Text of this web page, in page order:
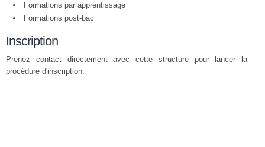
Formations par apprentissage
Formations post-bac
Inscription
Prenez contact directement avec cette structure pour lancer la
procédure d'inscription.